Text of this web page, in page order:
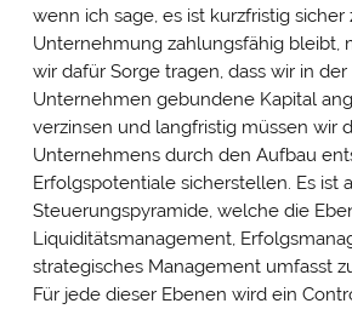
wenn ich sage, es ist kurzfristig sicher
Unternehmung zahlungsfähig bleibt,
wir dafür Sorge tragen, dass wir in
Unternehmen gebundene Kapital
verzinsen und langfristig müssen wir
Unternehmens durch den Aufbau
Erfolgspotentiale sicherstellen. Es ist
Steuerungspyramide, welche die
Liquiditätsmanagement,
strategisches Management umfasst
Für jede dieser Ebenen wird ein